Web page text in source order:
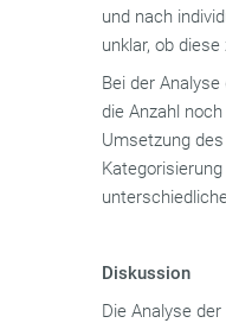
und nach
unklar, ob
Bei der
die Anzahl
Umsetzung
Diskussion
Die Analyse